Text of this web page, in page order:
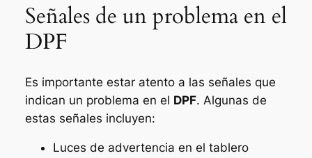
Señales de un problema en el
DPF
Es importante estar atento a las señales que
indican un problema en el DPF. Algunas de
estas señales incluyen:
Luces de advertencia en el tablero